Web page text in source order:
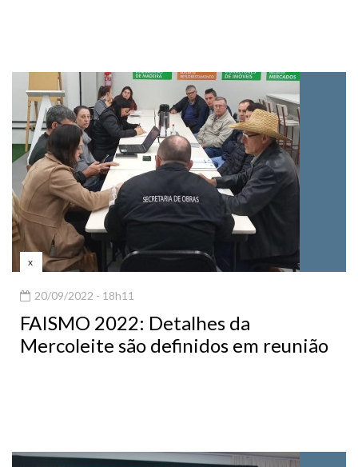
x
20/09/2022 - 18h11
FAISMO 2022: Detalhes da
Mercoleite são definidos em reunião